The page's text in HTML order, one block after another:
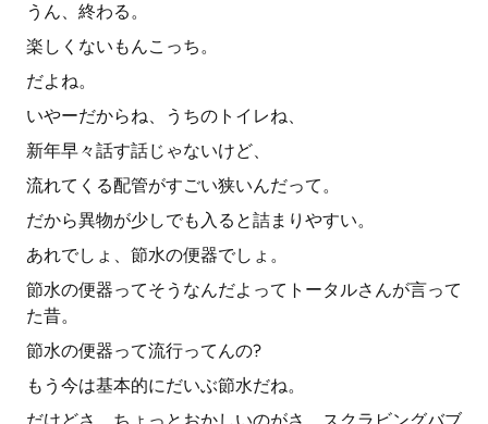
うん、終わる。
楽しくないもんこっち。
だよね。
いやーだからね、うちのトイレね、
新年早々話す話じゃないけど、
流れてくる配管がすごい狭いんだって。
だから異物が少しでも入ると詰まりやすい。
あれでしょ、節水の便器でしょ。
節水の便器ってそうなんだよってトータルさんが言って
た昔。
節水の便器って流行ってんの?
もう今は基本的にだいぶ節水だね。